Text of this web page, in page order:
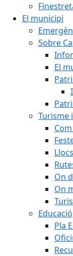
El municipi
Sobre
El
Turisme
On
On
Educació
Pla